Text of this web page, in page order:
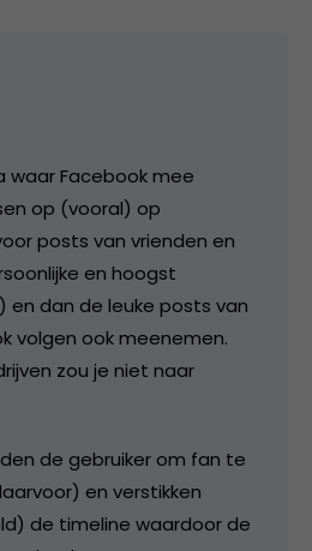
Facebook mee
op (vooral) op
posts van vrienden en
en hoogst
dan de leuke posts van
volgen ook meenemen.
zou je niet naar
de gebruiker om fan te
en verstikken
de timeline waardoor de